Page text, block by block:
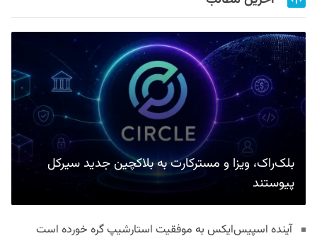
بلک‌راک، ویزا و مسترکارت به بلاکچین جدید سیرکل
پیوستند
آینده اسپیس‌ایکس به موفقیت استارشیپ گره خورده است